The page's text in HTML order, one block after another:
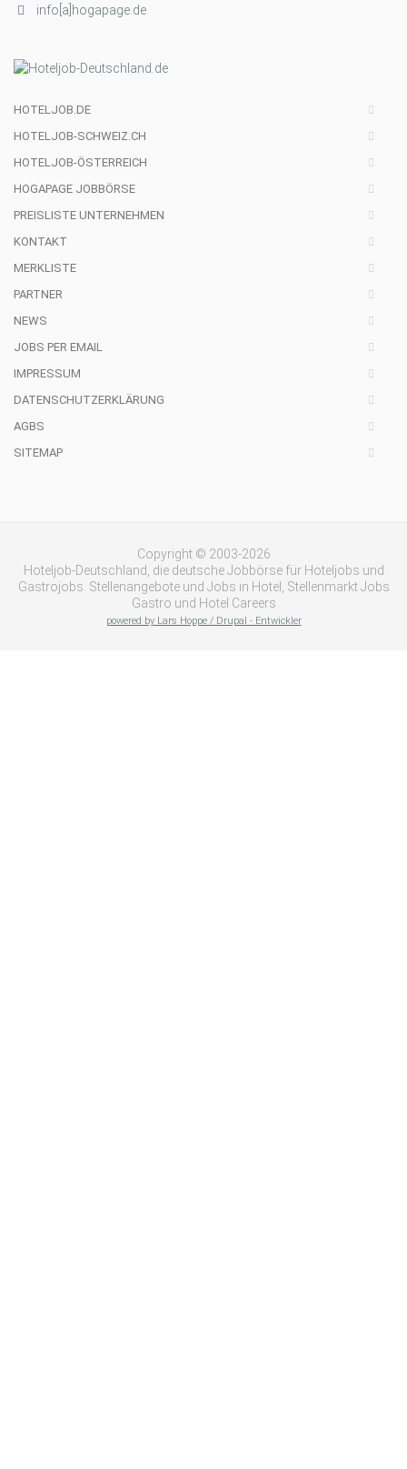
info[a]hogapage.de
HOTELJOB.DE
HOTELJOB-SCHWEIZ.CH
HOTELJOB-ÖSTERREICH
HOGAPAGE JOBBÖRSE
PREISLISTE UNTERNEHMEN
KONTAKT
MERKLISTE
PARTNER
NEWS
JOBS PER EMAIL
IMPRESSUM
DATENSCHUTZERKLÄRUNG
AGBS
SITEMAP
Copyright © 2003-2026
Hoteljob-Deutschland, die deutsche Jobbörse für Hoteljobs und
Gastrojobs. Stellenangebote und Jobs in Hotel, Stellenmarkt Jobs
Gastro und Hotel Careers
powered by Lars Hoppe / Drupal - Entwickler